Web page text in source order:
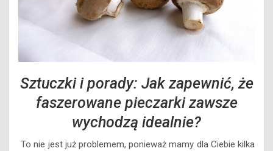
Sztuczki i porady: Jak zapewnić, że
faszerowane pieczarki zawsze
wychodzą idealnie?
To nie jest już problemem, ponieważ mamy dla Ciebie kilka